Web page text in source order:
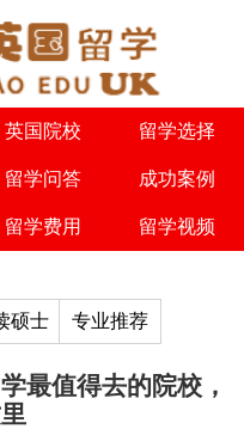
英国院校 留学选择
留学问答 成功案例
留学费用 留学视频
硕士 专业推荐
最值得去的院校，